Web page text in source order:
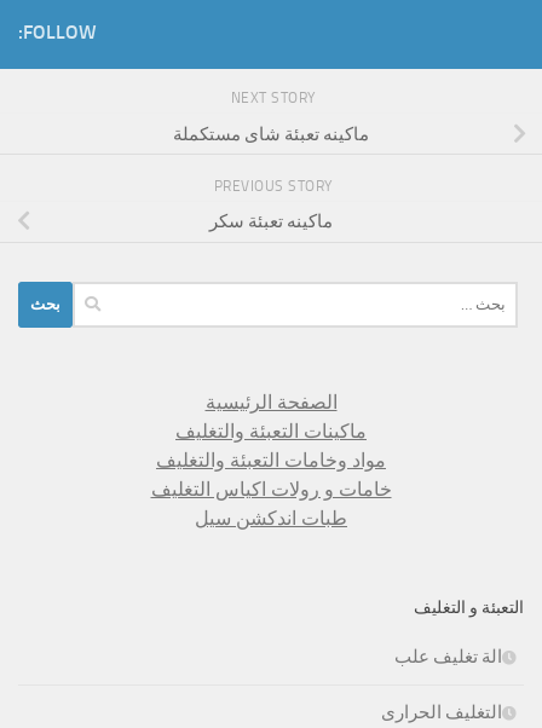
FOLLOW:
NEXT STORY
ماكينه تعبئة شاى مستكملة
PREVIOUS STORY
ماكينه تعبئة سكر
عن:
الصفحة الرئيسية
ماكينات التعبئة والتغليف
مواد وخامات التعبئة والتغليف
خامات و رولات اكياس التغليف
طبات اندكشن سيل
التعبئة و التغليف
الة تغليف علب
التغليف الحرارى